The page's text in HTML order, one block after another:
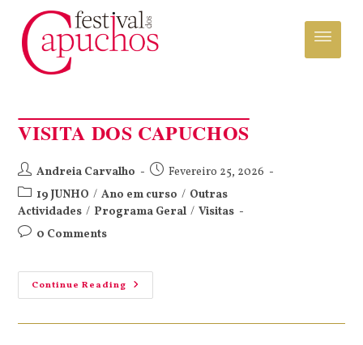
VISITA DOS CAPUCHOS
Andreia Carvalho
Fevereiro 25, 2026
19 JUNHO / Ano em curso / Outras
Actividades / Programa Geral / Visitas
0 Comments
Continue Reading